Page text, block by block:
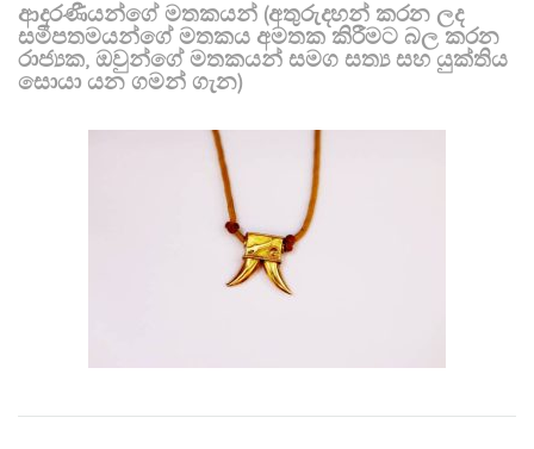
ආදරණීයන්ගේ මතකයන් (අතුරුදහන් කරන ලද
සමීපතමයන්ගේ මතකය අමතක කිරීමට බල කරන
රාජ්‍යක, ඔවුන්ගේ මතකයන් සමග සත්‍ය සහ යුක්තිය
සොයා යන ගමන් ගැන)